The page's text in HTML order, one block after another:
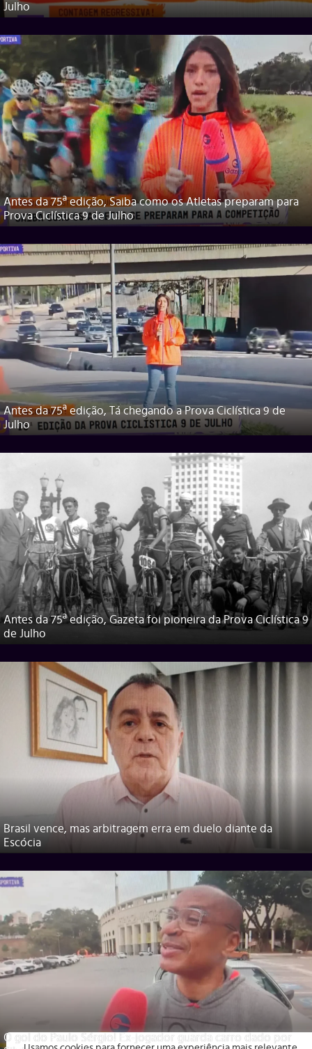
Julho
Antes da 75ª edição, Saiba como os Atletas preparam para
Prova Ciclística 9 de Julho
Antes da 75ª edição, Tá chegando a Prova Ciclística 9 de
Julho
Antes da 75ª edição, Gazeta foi pioneira da Prova Ciclística 9
de Julho
Brasil vence, mas arbitragem erra em duelo diante da
Escócia
O gol do Paulo Sérgio! Ex-jogador guarda carro dado por